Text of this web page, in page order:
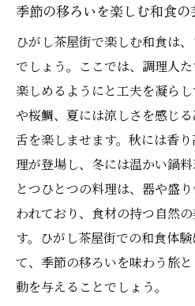
季節の移ろいを楽しむ和食の
ひがし茶屋街で楽しむ和食は
でしょう。ここでは、調理人
楽しめるようにと工夫を凝ら
や桜鯛、夏には涼しさを感じ
舌を楽しませます。秋には香
理が登場し、冬には温かい鍋
とつひとつの料理は、器や盛
われており、食材の持つ自然
す。ひがし茶屋街での和食体
て、季節の移ろいを味わう旅
動を与えることでしょう。